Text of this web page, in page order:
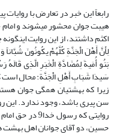
رابعاً این خبر در تعارض با
اکثم داشتند، از این روایت
لِأَنَّ أَهْلَ الْجَنَّةِ کُلَّهُمْ یکُونُونَ
بَنُو أُمَیةَ لِمُضَادَّةِ الْخَبَرِ الَّذِی
سَیدَا شَبَابِ أَهْلِ الْجَنَّة؛ محال
زیرا که بهشتیان همگی جوان
سن پیری باشد، وجود ندارد. این
حسین، دو آقای جوانان اهل بهشت هستند